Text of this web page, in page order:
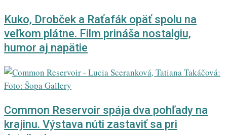
Kuko, Drobček a Raťafák opäť spolu na
veľkom plátne. Film prináša nostalgiu,
humor aj napätie
Common Reservoir spája dva pohľady na
krajinu. Výstava núti zastaviť sa pri